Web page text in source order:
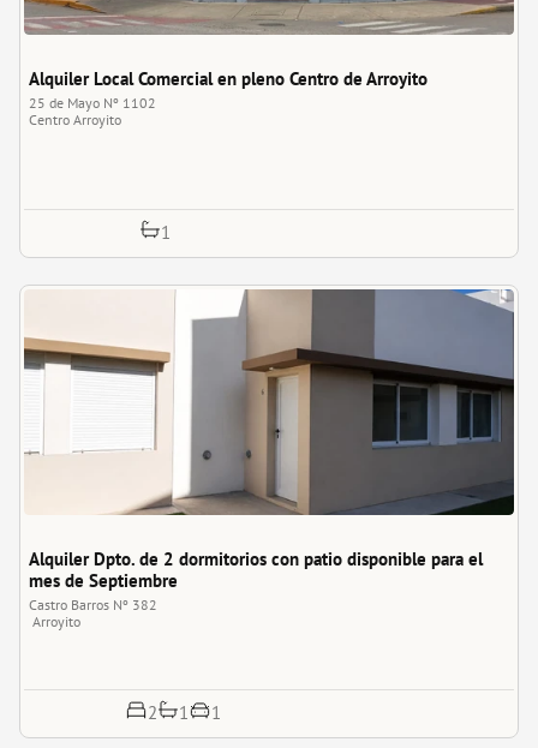
Alquiler Local Comercial en pleno Centro de Arroyito
25 de Mayo Nº 1102
Centro Arroyito
1
Alquiler Dpto. de 2 dormitorios con patio disponible para el
mes de Septiembre
Castro Barros Nº 382
Arroyito
2 1 1